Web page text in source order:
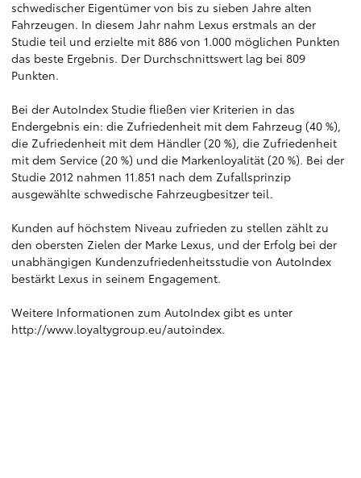
schwedischer Eigentümer von bis zu sieben Jahre alten
Fahrzeugen. In diesem Jahr nahm Lexus erstmals an der
Studie teil und erzielte mit 886 von 1.000 möglichen Punkten
das beste Ergebnis. Der Durchschnittswert lag bei 809
Punkten.
Bei der AutoIndex Studie fließen vier Kriterien in das
Endergebnis ein: die Zufriedenheit mit dem Fahrzeug (40 %),
die Zufriedenheit mit dem Händler (20 %), die Zufriedenheit
mit dem Service (20 %) und die Markenloyalität (20 %). Bei der
Studie 2012 nahmen 11.851 nach dem Zufallsprinzip
ausgewählte schwedische Fahrzeugbesitzer teil.
Kunden auf höchstem Niveau zufrieden zu stellen zählt zu
den obersten Zielen der Marke Lexus, und der Erfolg bei der
unabhängigen Kundenzufriedenheitsstudie von AutoIndex
bestärkt Lexus in seinem Engagement.
Weitere Informationen zum AutoIndex gibt es unter
http://www.loyaltygroup.eu/autoindex.